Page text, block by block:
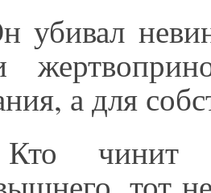
убивал
а для
чинит